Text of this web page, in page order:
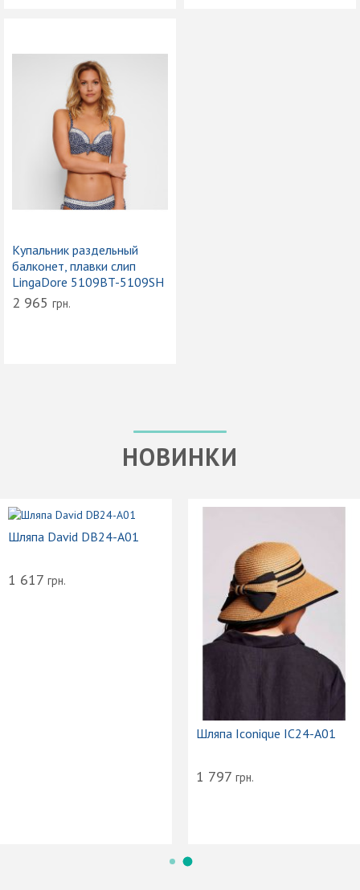
Купальник раздельный
балконет, плавки слип
LingaDore 5109BT-5109SH
2 965 грн.
НОВИНКИ
Шляпа David DB24-A01
1 617 грн.
Шляпа Iconique IC24-A01
1 797 грн.